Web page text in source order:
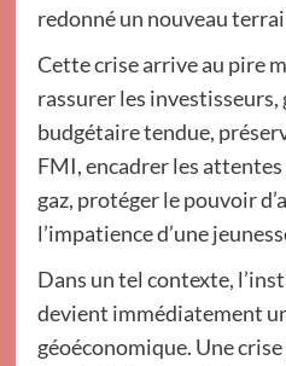
redonné un nouveau
Cette crise arrive au pire
rassurer les
budgétaire tendue,
FMI, encadrer les
gaz, protéger le pouvoir
l’impatience d’une
Dans un tel contexte,
devient immédiatement
géoéconomique. Une